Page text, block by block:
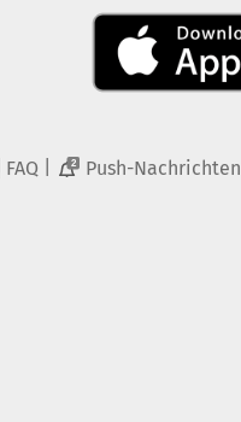
FAQ 2 Push-Nachrichten